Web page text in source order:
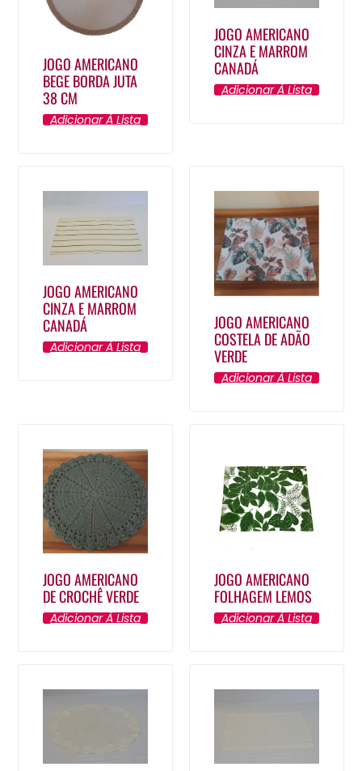
JOGO AMERICANO
BEGE BORDA JUTA
38 CM
Adicionar À Lista
JOGO AMERICANO
CINZA E MARROM
CANADÁ
Adicionar À Lista
JOGO AMERICANO
CINZA E MARROM
CANADÁ
Adicionar À Lista
JOGO AMERICANO
COSTELA DE ADÃO
VERDE
Adicionar À Lista
JOGO AMERICANO
DE CROCHÊ VERDE
Adicionar À Lista
JOGO AMERICANO
FOLHAGEM LEMOS
Adicionar À Lista